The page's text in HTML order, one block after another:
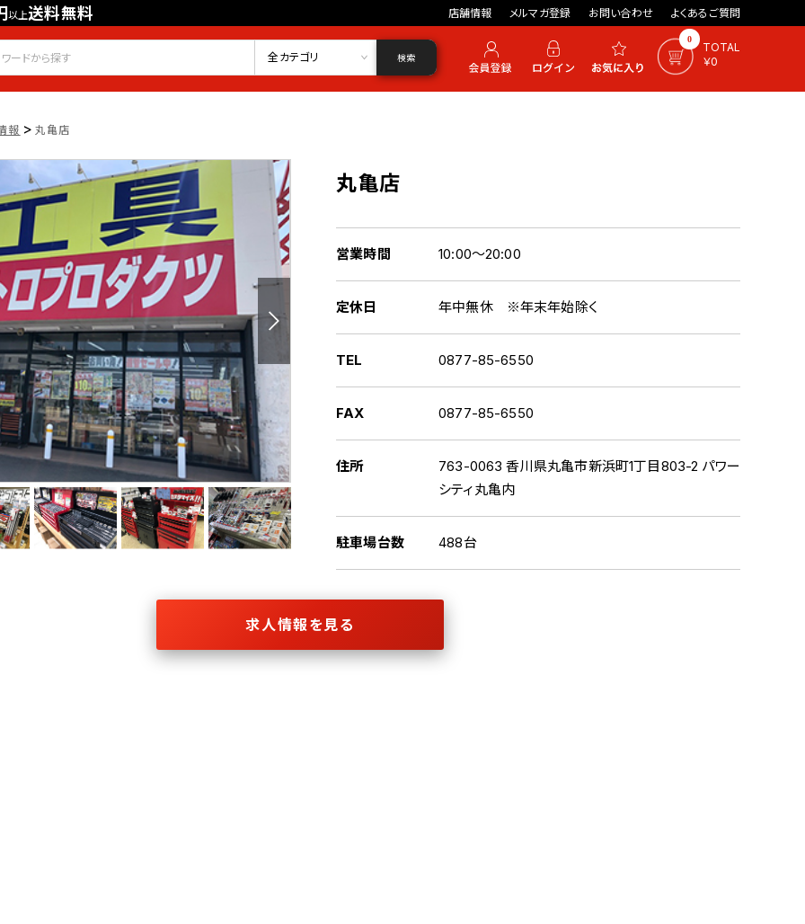
以上送料無料 店舗情報 メルマガ登録 お問い合わせ よくあるご質問
会員登録 ログイン お気に入り 0
TOTAL
￥0
全カテゴリ 検索
報 > 丸亀店
丸亀店
営業時間 10:00～20:00
定休日 年中無休 ※年末年始除く
TEL 0877-85-6550
FAX 0877-85-6550
住所
763-0063 香川県丸亀市新浜町1丁目803-2 パワー
シティ丸亀内
駐車場台数 488台
求人情報を見る